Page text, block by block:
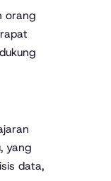
orang
yang
data,